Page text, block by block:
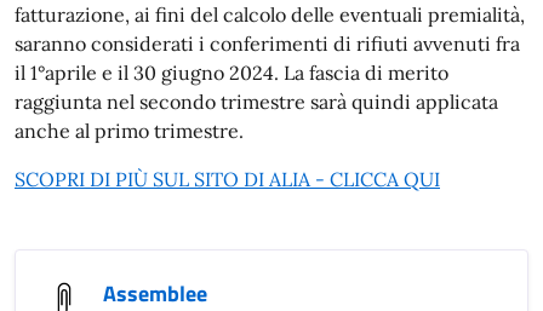
fatturazione, ai fini del calcolo delle eventuali premialità,
saranno considerati i conferimenti di rifiuti avvenuti fra
il 1°aprile e il 30 giugno 2024. La fascia di merito
raggiunta nel secondo trimestre sarà quindi applicata
anche al primo trimestre.
SCOPRI DI PIÙ SUL SITO DI ALIA - CLICCA QUI
Assemblee